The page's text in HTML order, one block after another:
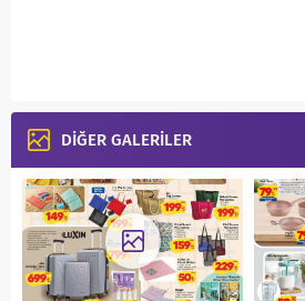
DİĞER GALERİLER